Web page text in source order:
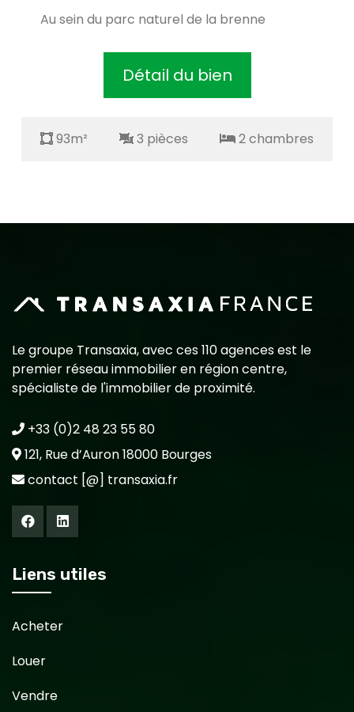
Au sein du parc naturel de la brenne
Détail du bien
93m² 3 pièces 2 chambres
Le groupe Transaxia, avec ces 110 agences est le
premier réseau immobilier en région centre,
spécialiste de l'immobilier de proximité.
+33 (0)2 48 23 55 80
121, Rue d’Auron 18000 Bourges
contact [@] transaxia.fr
Liens utiles
Acheter
Louer
Vendre